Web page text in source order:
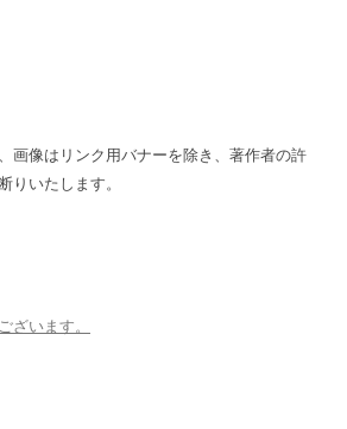
画像はリンク用バナーを除き、著作者の許
りいたします。
ざいます。